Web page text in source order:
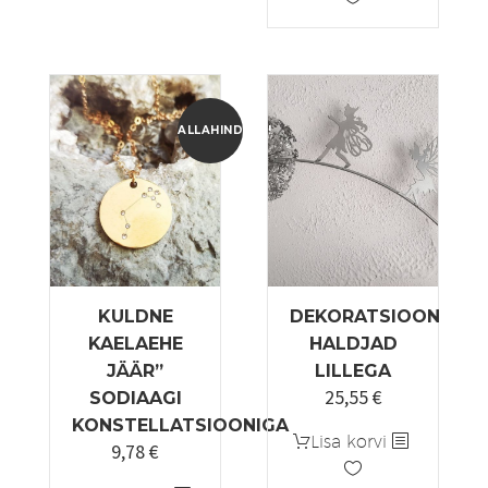
12,22 €.
ALLAHINDLUS!
KULDNE
KAELAEHE
JÄÄR”
SODIAAGI
KONSTELLATSIOONIGA
Algne
9,78€Praegune
DEKORATSIOON
HALDJAD
LILLEGA
25,55€
Lisa korvi